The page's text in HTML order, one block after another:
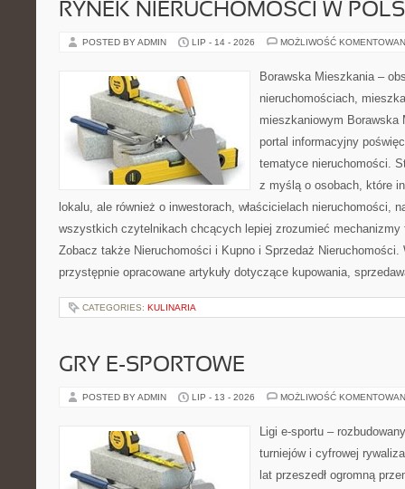
RYNEK NIERUCHOMOŚCI W
POSTED BY ADMIN LIP - 14 - 2026 MOŻLIWOŚĆ
Borawska Mieszkania –
nieruchomościach,
mieszkaniowym Borawska
portal informacyjny
tematyce nieruchomości.
z myślą o osobach, które
lokalu, ale również o inwestorach, właścicielach nieruchomości,
wszystkich czytelnikach chcących lepiej zrozumieć mechanizmy
Zobacz także Nieruchomości i Kupno i Sprzedaż
przystępnie opracowane artykuły dotyczące kupowania,
CATEGORIES: KULINARIA
GRY E-SPORTOWE
POSTED BY ADMIN LIP - 13 - 2026 MOŻLIWOŚĆ
Ligi e-sportu –
turniejów i cyfrowej
lat przeszedł ogromną